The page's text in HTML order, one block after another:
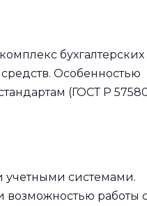
бухгалтерских
Особенностью
(ГОСТ Р
учетными системами.
возможностью работы